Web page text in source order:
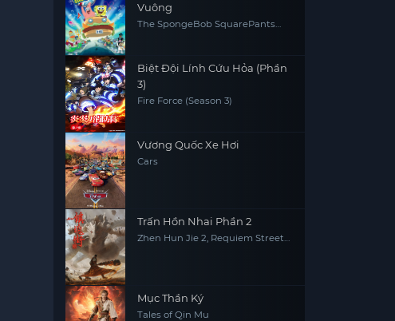
Vuông
The SpongeBob SquarePants
Biệt Đội Lính Cứu Hỏa (Phần
3)
Fire Force (Season 3)
Vương Quốc Xe Hơi
Cars
Trấn Hồn Nhai Phần 2
Zhen Hun Jie 2, Requiem Street
Mục Thần Ký
Tales of Qin Mu